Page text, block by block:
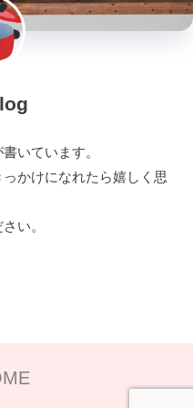
いています。
かけになれたら嬉しく思
い。